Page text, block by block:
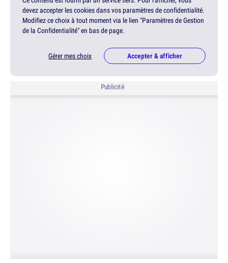
devez accepter les cookies dans vos paramètres de confidentialité.
Modifiez ce choix à tout moment via le lien "Paramètres de Gestion
de la Confidentialité" en bas de page.
Gérer mes choix Accepter & afficher
Publicité